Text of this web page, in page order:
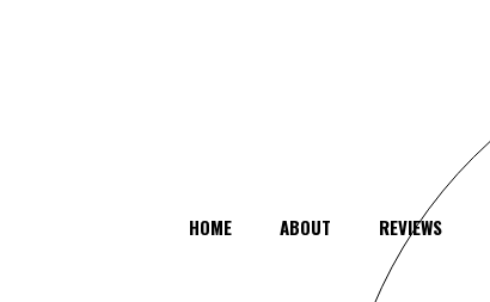
HOME ABOUT REVIEWS